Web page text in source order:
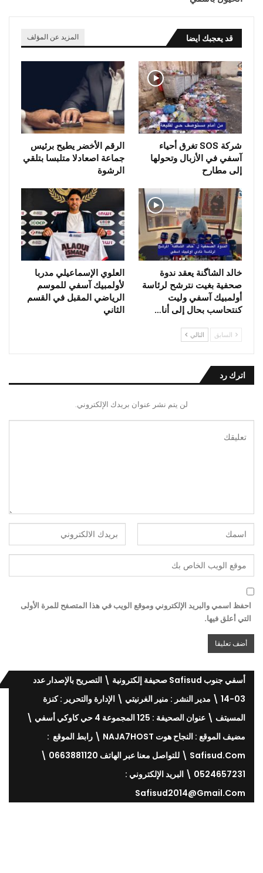
قد يعجبك ايضا المزيد عن المؤلف
شركة SOS تغرق أحياء
آسفي في الأزبال وتحولها
إلى مطارح
الرقم الأخضر يطيح برئيس
جماعة اصعادلا متلبسا بتلقي
الرشوة
خالد الشاگنة يعقد ندوة
صحفية بغيت نترشح لرئاسة
أولمبيك آسفي وليت
كنتحاسب بحال إلى أنا…
العلوي الإسماعيلي مدربا
لأولمبيك آسفي للموسم
الرياضي المقبل في القسم
الثاني
السابق التالي
اترك رد
لن يتم نشر عنوان بريدك الإلكتروني.
احفظ اسمي والبريد الإلكتروني وموقع الويب في هذا المتصفح للمرة الأولى
التي أعلق فيها.
أسفي جنوب Safisud صحيفة إلكترونية \ التصريح بالإصدار عدد
03-14 \ مدير النشر : منير الغرنيتي \ الإدارة والتحرير : كنزة
المسيتف \ عنوان الصحيفة : 125 المجموعة 4 حي كاوكي أسفي \
مضيف الموقع : النجاح هوت NAJA7HOST \ رابط الموقع :
Safisud.com \ للتواصل معنا عبر الهاتف 0663881120 \
0524657231 \ البريد الإلكتروني :
Safisud2014@gmail.com